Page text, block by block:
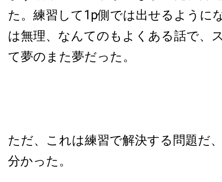
た。練習して1p側では出せるように
は無理、なんてのもよくある話で、
て夢のまた夢だった。
ただ、これは練習で解決する問題だ
分かった。